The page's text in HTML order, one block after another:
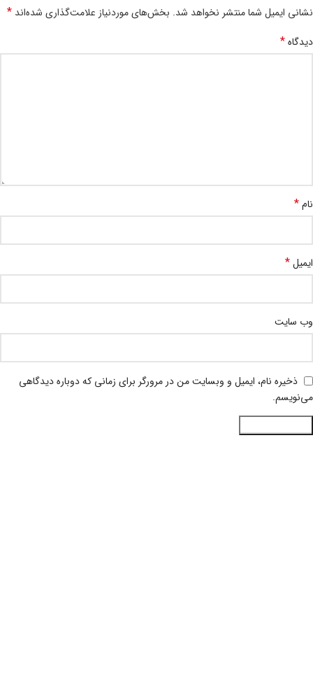
نشانی ایمیل شما منتشر نخواهد شد. بخش‌های موردنیاز علامت‌گذاری شده‌اند *
دیدگاه*
نام*
ایمیل*
وب‌ سایت
ذخیره نام، ایمیل و وبسایت من در مرورگر برای زمانی که دوباره دیدگاهی
می‌نویسم.